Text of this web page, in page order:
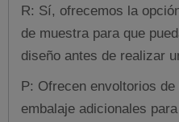
R: Sí, ofrecemos la
de muestra para que
diseño antes de realizar
P: Ofrecen envoltorios
embalaje adicionales